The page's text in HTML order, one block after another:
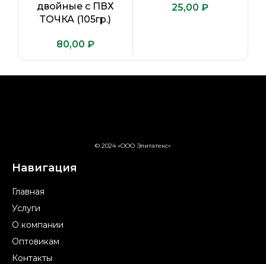
двойные с ПВХ
ТОЧКА (105гр.)
₽
₽
© 2024 «ООО Элитатекс»
Навигация
Главная
Услуги
О компании
Оптовикам
Контакты